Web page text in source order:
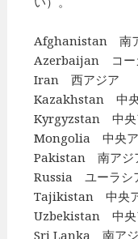
Afghanistan 南
Azerbaijan コー
Iran 西アジア
Kazakhstan 中
Kyrgyzstan 中央
Mongolia 中央ア
Pakistan 南アジ
Russia ユーラシ
Tajikistan 中央
Uzbekistan 中央
Sri Lanka 南ア